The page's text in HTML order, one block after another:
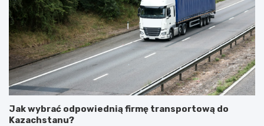
Jak wybrać odpowiednią firmę transportową do
Kazachstanu?